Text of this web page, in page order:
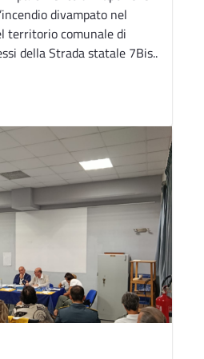
divampato nel
territorio comunale di
della Strada statale 7Bis..